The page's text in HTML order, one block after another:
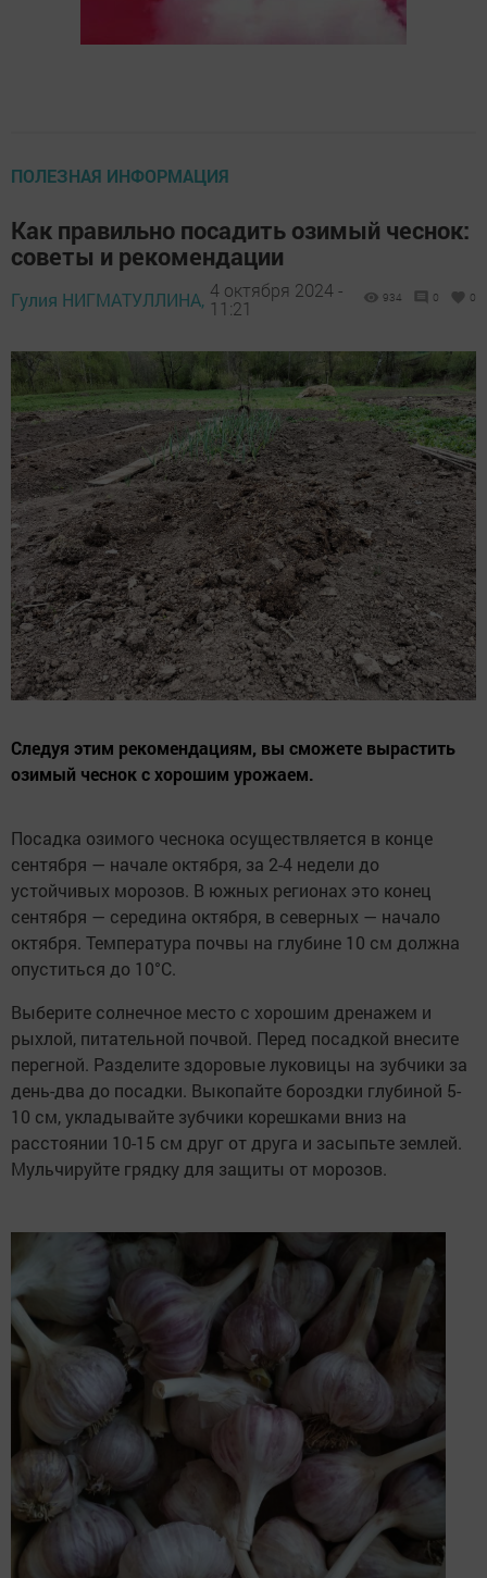
ПОЛЕЗНАЯ ИНФОРМАЦИЯ
Как правильно посадить озимый чеснок:
советы и рекомендации
Гулия НИГМАТУЛЛИНА, 4 октября 2024 -
11:21
934 0 0
Следуя этим рекомендациям, вы сможете вырастить
озимый чеснок с хорошим урожаем.
Посадка озимого чеснока осуществляется в конце
сентября — начале октября, за 2-4 недели до
устойчивых морозов. В южных регионах это конец
сентября — середина октября, в северных — начало
октября. Температура почвы на глубине 10 см должна
опуститься до 10°C.
Выберите солнечное место с хорошим дренажем и
рыхлой, питательной почвой. Перед посадкой внесите
перегной. Разделите здоровые луковицы на зубчики за
день-два до посадки. Выкопайте бороздки глубиной 5-
10 см, укладывайте зубчики корешками вниз на
расстоянии 10-15 см друг от друга и засыпьте землей.
Мульчируйте грядку для защиты от морозов.